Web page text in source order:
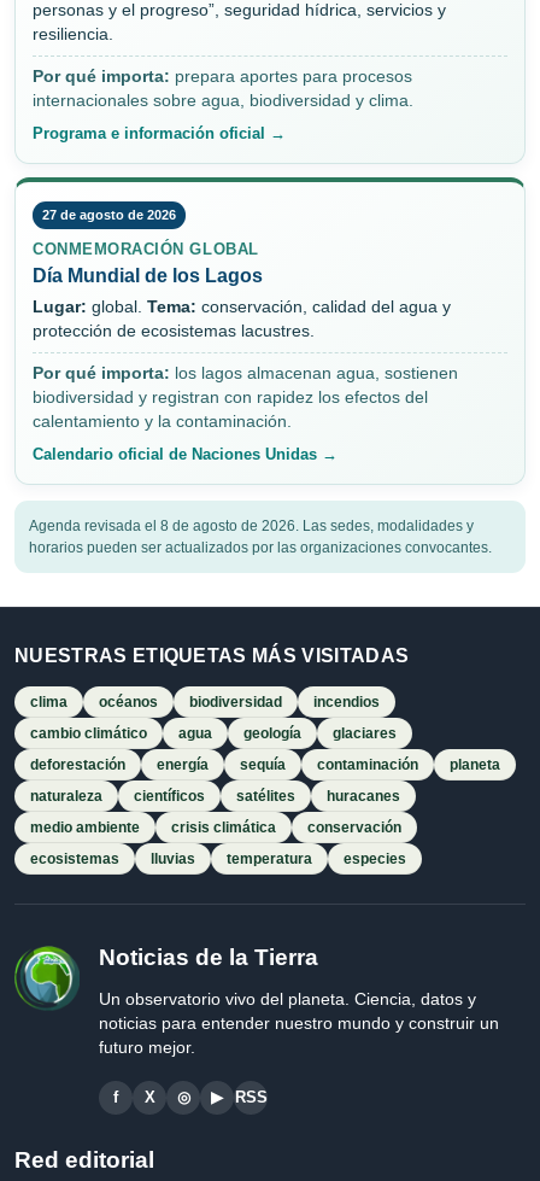
personas y el progreso”, seguridad hídrica, servicios y
resiliencia.
Por qué importa: prepara aportes para procesos
internacionales sobre agua, biodiversidad y clima.
Programa e información oficial →
27 de agosto de 2026
CONMEMORACIÓN GLOBAL
Día Mundial de los Lagos
Lugar: global. Tema: conservación, calidad del agua y
protección de ecosistemas lacustres.
Por qué importa: los lagos almacenan agua, sostienen
biodiversidad y registran con rapidez los efectos del
calentamiento y la contaminación.
Calendario oficial de Naciones Unidas →
Agenda revisada el 8 de agosto de 2026. Las sedes, modalidades y
horarios pueden ser actualizados por las organizaciones convocantes.
NUESTRAS ETIQUETAS MÁS VISITADAS
clima océanos biodiversidad
incendios
cambio climático
agua geología
glaciares
deforestación
energía sequía contaminación
planeta
naturaleza
científicos satélites
huracanes
medio ambiente
crisis climática
conservación
ecosistemas
lluvias temperatura especies
Noticias de la Tierra
Un observatorio vivo del planeta. Ciencia, datos y
noticias para entender nuestro mundo y construir un
futuro mejor.
f X ◎ ▶ RSS
Red editorial